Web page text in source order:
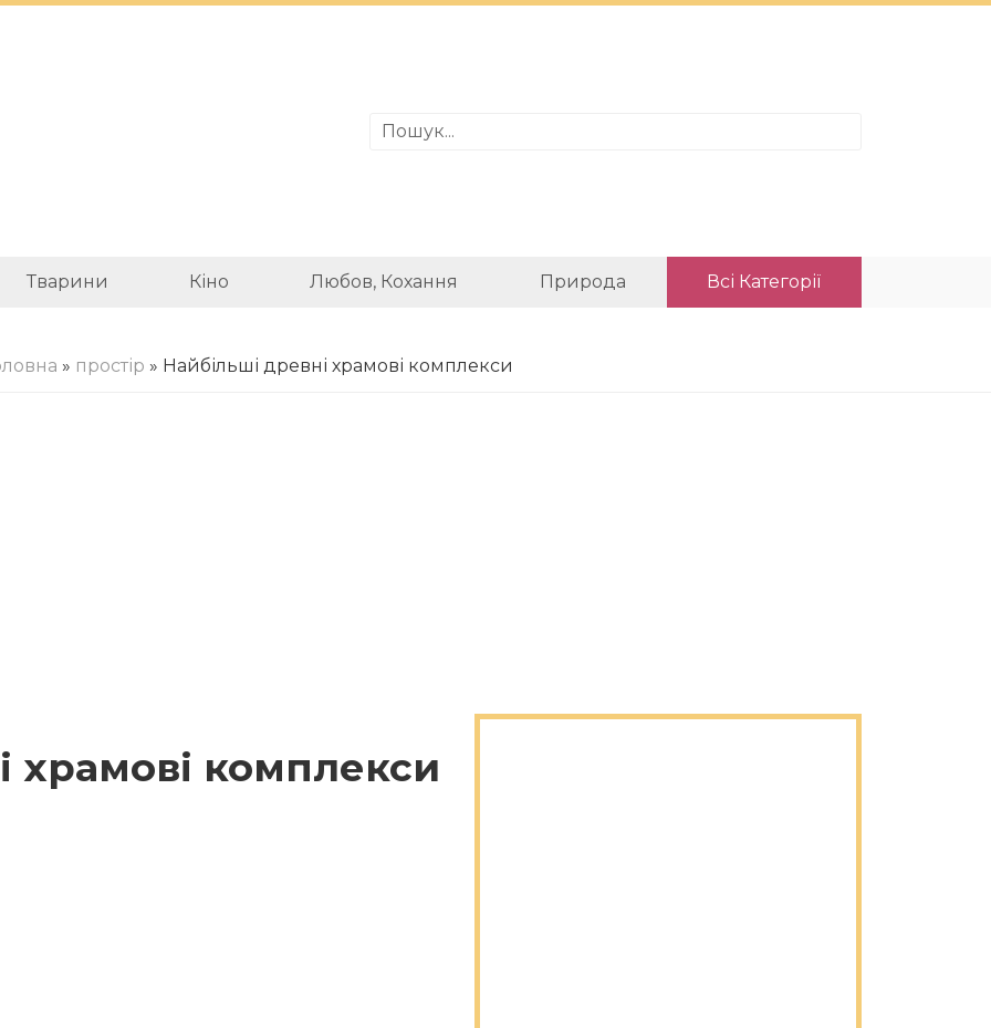
Тварини Кіно Любов, Кохання Природа Всі Категорії
» простір » Найбільші древні храмові комплекси
храмові комплекси